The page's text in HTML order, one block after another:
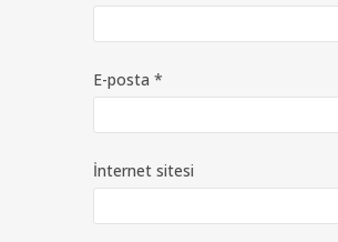
E-posta *
İnternet sitesi